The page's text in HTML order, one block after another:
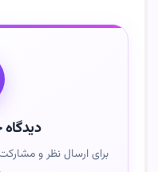
برای ارسال نظر و